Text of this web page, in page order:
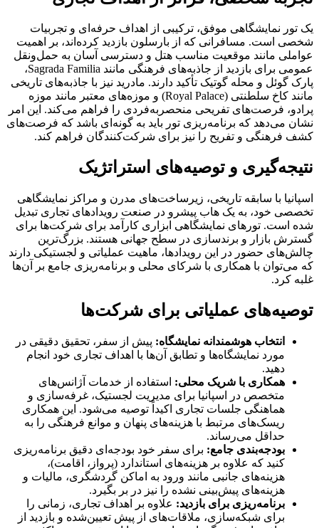
یک تور نمایشگاهی موفق، ترکیبی از اهداف حرفه‌ای و تجربیات
شخصی است. مسافرانی که از بارسلون بازدید کرده‌اند، بر اهمیت
عواملی مانند موقعیت مناسب هتل و دسترسی آسان به حمل‌ونقل
عمومی برای بازدید از جاذبه‌های فرهنگی مانند Sagrada Familia،
پارک گوئل و محله گوتیک تأکید دارند. مادرید نیز با جاذبه‌های تاریخی
مانند کاخ سلطنتی (Royal Palace) و موزه‌های معتبر مانند موزه
پرادو، فرصت‌های تفریحی منحصربه‌فردی را فراهم می‌کند. این امر
نشان می‌دهد که برنامه‌ریزی تور باید به گونه‌ای باشد که فرصت‌های
کشف فرهنگی و تفریح را نیز برای شرکت‌کنندگان فراهم کند.
نتیجه‌گیری و توصیه‌های استراتژیک
اسپانیا با سابقه تاریخی، زیرساخت‌های مدرن و مراکز نمایشگاهی
تخصصی خود، به یک هاب پیشرو در صنعت رویدادهای تجاری تبدیل
شده است. تورهای نمایشگاهی ابزاری کارآمد برای شرکت‌ها برای
گسترش بازار و برندسازی در سطح جهانی هستند. بزرگ‌ترین
چالش‌های حضور در این رویدادها، ماهیت عملیاتی و لجستیکی دارند
که می‌توان با همکاری با شرکای محلی و برنامه‌ریزی جامع بر آن‌ها
غلبه کرد.
توصیه‌های عملیاتی برای شرکت‌ها
انتخاب هوشمندانه نمایشگاه: پیش از سفر، تحقیق دقیقی در
مورد نمایشگاه‌ها و تطابق آن‌ها با اهداف تجاری خود انجام
دهید.
همکاری با شریک محلی: استفاده از خدمات آژانس‌های
متخصص در اسپانیا برای مدیریت لجستیک، غرفه‌سازی و
هماهنگی جلسات تجاری اکیداً توصیه می‌شود. این همکاری
ریسک‌های مرتبط با هزینه‌های پنهان و موانع فرهنگی را به
حداقل می‌رساند.
بودجه‌بندی جامع: برای سفر خود بودجه‌ای دقیق برنامه‌ریزی
کنید که علاوه بر هزینه‌های استاندارد (پرواز، اقامت)،
هزینه‌های جانبی مانند ورود به اماکن گردشگری، مالیات و
هزینه‌های پیش‌بینی نشده را نیز در بر بگیرد.
برنامه‌ریزی برای بازدید: علاوه بر اهداف تجاری، زمانی را
برای شبکه‌سازی، ملاقات‌های از پیش تعیین‌شده و بازدید از